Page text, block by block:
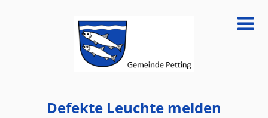
Defekte Leuchte melden